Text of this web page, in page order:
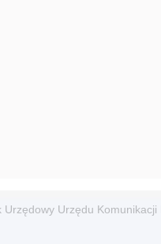
Urzędowy Urzędu Komunikacji